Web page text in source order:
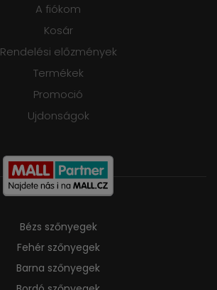
A fiókom
Kosár
Rendelési előzmények
Termékek
Promoció
Ujdonságok
Bézs szőnyegek
Fehér szőnyegek
Barna szőnyegek